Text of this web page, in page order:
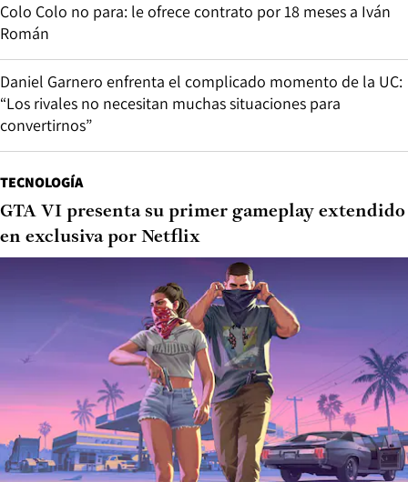
Colo Colo no para: le ofrece contrato por 18 meses a Iván
Román
Daniel Garnero enfrenta el complicado momento de la UC:
“Los rivales no necesitan muchas situaciones para
convertirnos”
TECNOLOGÍA
GTA VI presenta su primer gameplay extendido
en exclusiva por Netflix